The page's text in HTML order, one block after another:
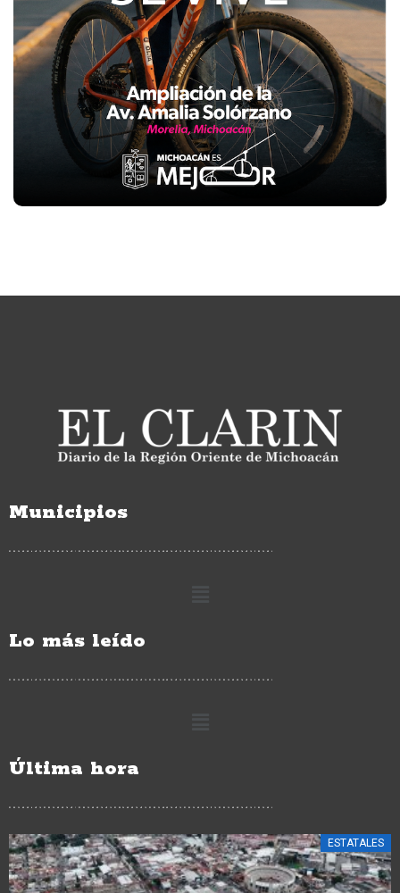
Municipios
Lo más leído
Última hora
ESTATALES